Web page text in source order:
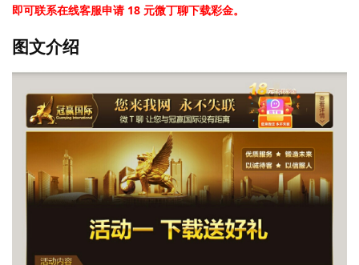
即可联系在线客服申请 18 元微丁聊下载彩金。
图文介绍